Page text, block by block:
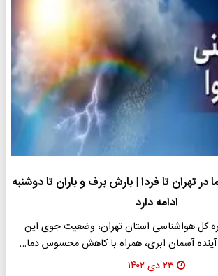
تا فردا | بارش برف و باران تا دوشنبه
ادامه دارد
کل هواشناسی استان تهران، وضعیت جوی این
آسمان ابری، همراه با کاهش محسوس دما…
۲۳ دی ۱۴۰۲